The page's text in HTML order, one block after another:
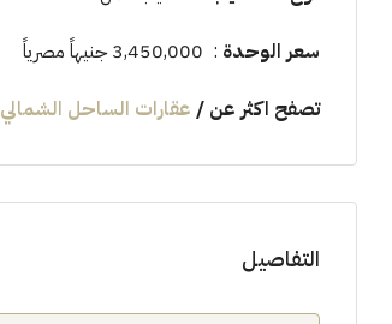
سعر الوحدة : 3,450,000 جنيهاً مصرياً
تصفح اكثر عن / عقارات الساحل الشمالي
التفاصيل